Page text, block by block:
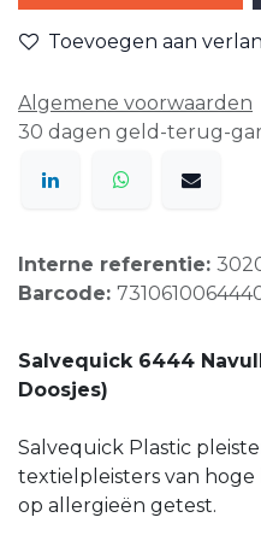
Toevoegen aan
Algemene voorwaarden
30 dagen geld-terug-
Interne referentie:
Barcode:
Salvequick 6444
Doosjes)
Salvequick Plastic
textielpleisters van hoge
op allergieën getest.